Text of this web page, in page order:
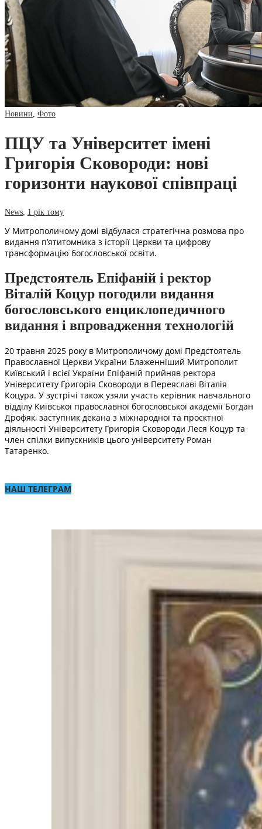
Новини Фото
ПЦУ та Університет імені
Григорія Сковороди: нові
горизонти наукової співпраці
News 1 рік тому
У Митрополичому домі відбулася стратегічна розмова про
видання п’ятитомника з історії Церкви та цифрову
трансформацію богословської освіти.
Предстоятель Епіфаній і ректор
Віталій Коцур погодили видання
богословського енциклопедичного
видання і впровадження технологій
20 травня 2025 року в Митрополичому домі Предстоятель
Православної Церкви України Блаженніший Митрополит
Київський і всієї України Епіфаній прийняв ректора
Університету Григорія Сковороди в Переяславі Віталія
Коцура. У зустрічі також узяли участь керівник навчального
відділу Київської православної богословської академії Богдан
Дрофяк, заступник декана з міжнародної та проєктної
діяльності Університету Григорія Сковороди Леся Коцур та
член спілки випускників цього університету Роман
Татаренко.
НАШ ТЕЛЕГРАМ